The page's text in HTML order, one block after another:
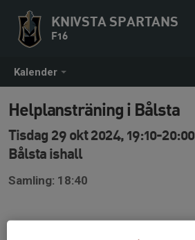
Kalender
KNIVSTA SPARTANS
F16
Helplansträning i Bålsta
Tisdag 29 okt 2024, 19:10-20:00
Bålsta ishall
Samling: 18:40